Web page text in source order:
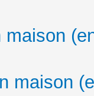
maison